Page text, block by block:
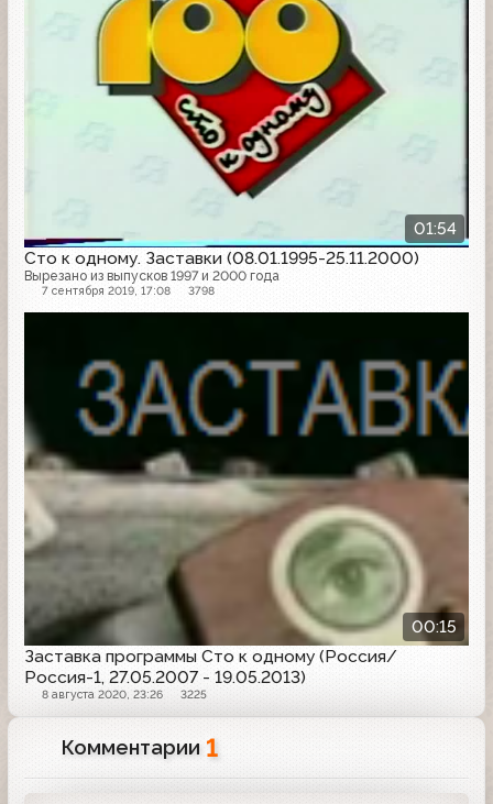
01:54
Сто к одному. Заставки (08.01.1995-25.11.2000)
Вырезано из выпусков 1997 и 2000 года
7 сентября 2019, 17:08 3798
00:15
Заставка программы Сто к одному (Россия/
Россия-1, 27.05.2007 - 19.05.2013)
8 августа 2020, 23:26 3225
Комментарии 1